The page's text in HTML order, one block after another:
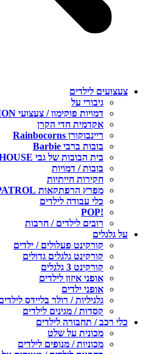
צעצועים לילדים
גיבורי על
דמויות פוקימון / צעצועי POKEMON
אקדמית חדי הקרן
ריינבוקורן Rainbocorns
בובות ברבי Barbie
בית הבובות של גבי GABBY'S DOLLHOUSE
בובות / דמויות
חקירות חייתיות
מפרץ הרפתקאות PAW PATROL
כלי עבודה לילדים
!POP
רובים לילדים / חרבות
על גלגלים
קורקינט פעלולים / ילדים
קורקינט גלגלים גדולים
קורקינט 3 גלגלים
אופני איזון לילדים
אופני ילדים
גלגיליות / רולר בליידס לילדים
קסדות / מגינים לילדים
כלי רכב / תחבורה לילדים
מכונית על שלט
מכוניות / מנופים לילדים